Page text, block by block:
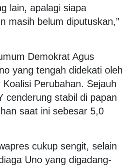
lain, apalagi siapa
masih belum diputuskan,”
Demokrat Agus
yang tengah didekati oleh
Perubahan. Sejauh
cenderung stabil di papan
saat ini sebesar 5,0
cukup sengit, selain
Uno yang digadang-